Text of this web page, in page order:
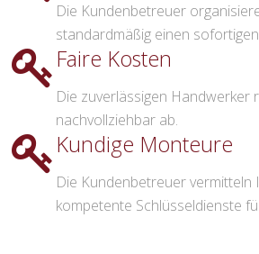
Die Kundenbetreuer
standardmäßig einen
Faire Kosten
Die zuverlässigen Handwerker
nachvollziehbar ab.
Kundige Monteure
Die Kundenbetreuer vermitteln
kompetente Schlüsseldienste